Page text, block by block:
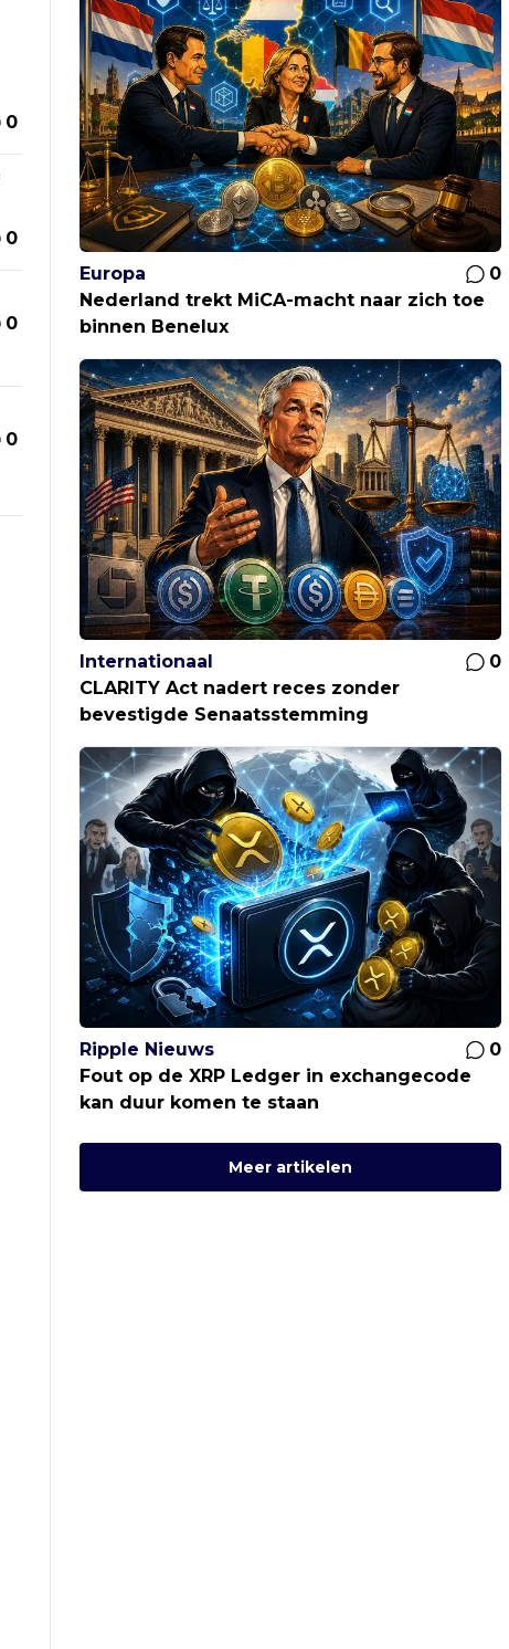
0
0
0
0
Europa
0
Nederland trekt MiCA-macht naar zich toe
binnen Benelux
Internationaal
0
CLARITY Act nadert reces zonder
bevestigde Senaatsstemming
Ripple Nieuws
0
Fout op de XRP Ledger in exchangecode
kan duur komen te staan
Meer artikelen